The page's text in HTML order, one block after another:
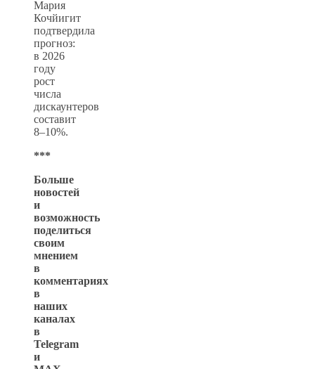
Мария
Кочйигит
подтвердила
прогноз:
в 2026
году
рост
числа
дискаунтеров
составит
8–10%.
***
Больше
новостей
и
возможность
поделиться
своим
мнением
в
комментариях
в
наших
каналах
в
Telegram
и